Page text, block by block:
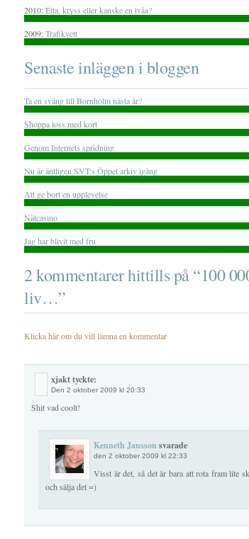
2010:Etta, kryss eller kanske en tvåa?
2009:Trafikvett
Senaste inläggen i bloggen
Ta en sväng till Bornholm nästa år?
Shoppa loss med kort
Genom Internets spridning
Nu är äntligen SVT:s Öppet arkiv igång
Att ge bort en upplevelse
Nätcasino
Jag har blivit med fru
2 kommentarer hittills på “100
liv…”
Klicka här om du vill lämna en kommentar
xjakt tyckte:
Den 2 oktober 2009 kl 20:33
Shit vad coolt!
Kenneth Jansson svarade
den 2 oktober 2009 kl 22:33
Visst är det, så det är bara att rota fram lite
och sälja det =)